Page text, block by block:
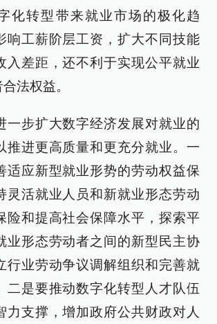
化转型带来就业市场的极化趋
响工薪阶层工资，扩大不同技能
入差距，还不利于实现公平就业
法权益。
一步扩大数字经济发展对就业的
推进更高质量和更充分就业。一
适应新型就业形势的劳动权益保
灵活就业人员和新就业形态劳动
险和提高社会保障水平，探索平
业形态劳动者之间的新型民主协
行业劳动争议调解组织和完善就
二是要推动数字化转型人才队伍
力支撑，增加政府公共财政对人